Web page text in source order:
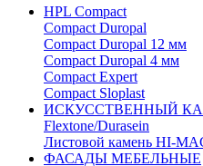
HPL Compact
Compact Duropal
Compact Duropal 12 мм
Compact Duropal 4 мм
Compact Expert
Compact Sloplast
ИСКУССТВЕННЫЙ
Flextone/Durasein
Листовой камень HI-
ФАСАДЫ МЕБЕЛЬНЫЕ